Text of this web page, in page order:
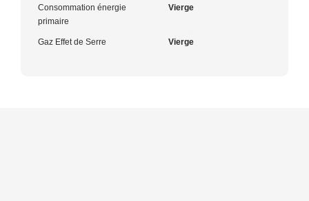
Consommation énergie
primaire
Vierge
Gaz Effet de Serre Vierge